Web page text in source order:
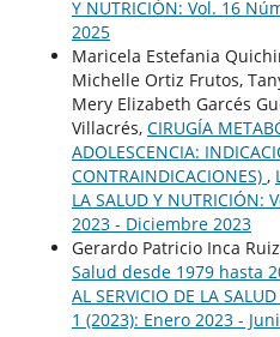
Y NUTRICIÓN: Vol. 16
2025
Maricela Estefania
Michelle Ortiz Frutos,
Mery Elizabeth Garcés
Villacrés, CIRUGÍA
ADOLESCENCIA:
CONTRAINDICACIONES) ,
LA SALUD Y NUTRICIÓN:
2023 - Diciembre 2023
Gerardo Patricio Inca
Salud desde 1979 hasta
AL SERVICIO DE LA
1 (2023): Enero 2023 -